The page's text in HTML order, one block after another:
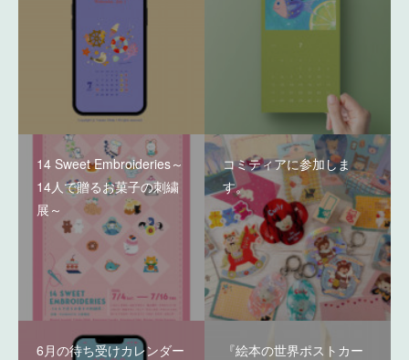
14 Sweet Embroideries～
14人で贈るお菓子の刺繍
展～
コミティアに参加しま
す。
6月の待ち受けカレンダー
『絵本の世界ポストカー